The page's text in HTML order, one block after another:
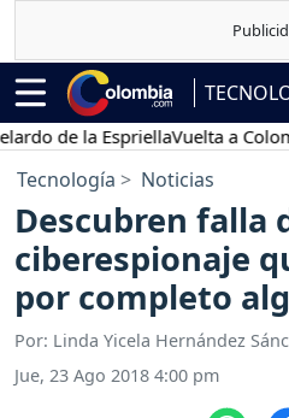
de la EspriellaVuelta a Colombia
Tecnología Noticias
Descubren falla
ciberespionaje
por completo
Por: Linda Yicela Hernández
Jue, 23 Ago 2018 4:00 pm